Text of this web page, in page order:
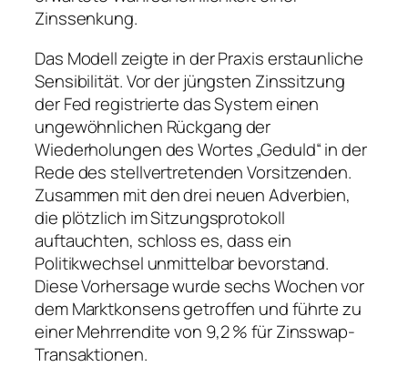
Zinssenkung.
Das Modell zeigte in der Praxis erstaunliche
Sensibilität. Vor der jüngsten Zinssitzung
der Fed registrierte das System einen
ungewöhnlichen Rückgang der
Wiederholungen des Wortes „Geduld“ in der
Rede des stellvertretenden Vorsitzenden.
Zusammen mit den drei neuen Adverbien,
die plötzlich im Sitzungsprotokoll
auftauchten, schloss es, dass ein
Politikwechsel unmittelbar bevorstand.
Diese Vorhersage wurde sechs Wochen vor
dem Marktkonsens getroffen und führte zu
einer Mehrrendite von 9,2 % für Zinsswap-
Transaktionen.